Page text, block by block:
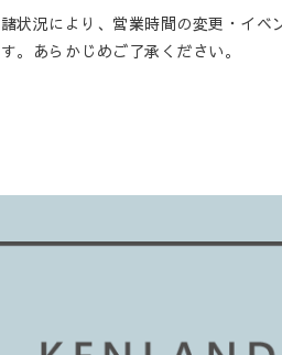
諸状況により、営業時間の変更・イベ
す。あらかじめご了承ください。